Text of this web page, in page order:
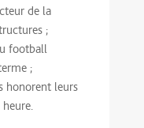
de la
;
football
;
honorent leurs